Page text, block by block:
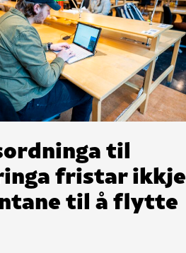
til
fristar ikkje
til å flytte